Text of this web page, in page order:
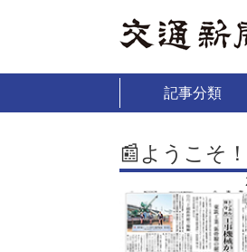
記事分類
📰ようこそ